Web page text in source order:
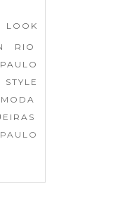
LOOK
RIO
PAULO
STYLE
PAULO